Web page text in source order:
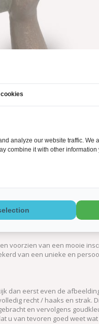
is een prachtige
klei, handgeboetseerd en
de 'Verlichte liefde groot -
Een prachtig ritueel,
voorzien van een mooie
van een unieke en
dan eerst even de
recht / haaks en strak.
en vervolgens
u van tevoren goed weet
analyze our website traffic. We
combine it with other